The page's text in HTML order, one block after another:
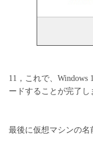
11，これで、Windows
ードすることが完了し
最後に仮想マシンの名